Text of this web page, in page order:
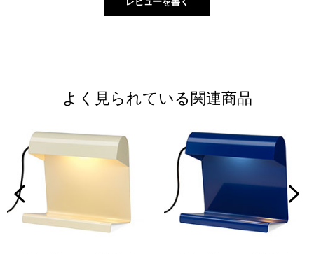
よく見られている関連商品